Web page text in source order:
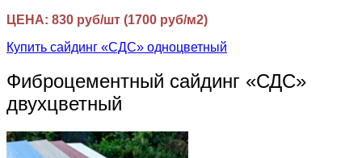
ЦЕНА: 830 руб/шт (1700 руб/м2)
Купить сайдинг «СДС» одноцветный
Фиброцементный сайдинг «СДС»
двухцветный